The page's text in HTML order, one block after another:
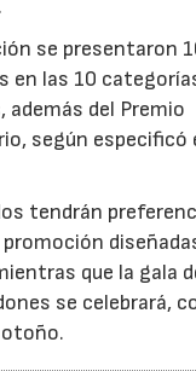
se presentaron
en las 10
además del Premio
según especificó
tendrán
que la gala
se celebrará,